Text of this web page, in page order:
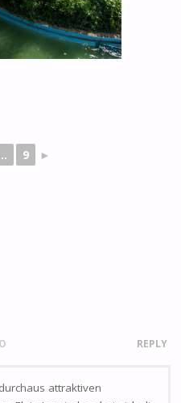
9 ►
REPLY
attraktiven